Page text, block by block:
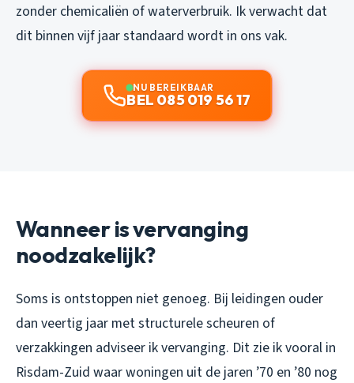
zonder chemicaliën of waterverbruik. Ik verwacht dat
dit binnen vijf jaar standaard wordt in ons vak.
NU BEREIKBAAR
BEL 085 019 56 17
Wanneer is vervanging
noodzakelijk?
Soms is ontstoppen niet genoeg. Bij leidingen ouder
dan veertig jaar met structurele scheuren of
verzakkingen adviseer ik vervanging. Dit zie ik vooral in
Risdam-Zuid waar woningen uit de jaren ’70 en ’80 nog